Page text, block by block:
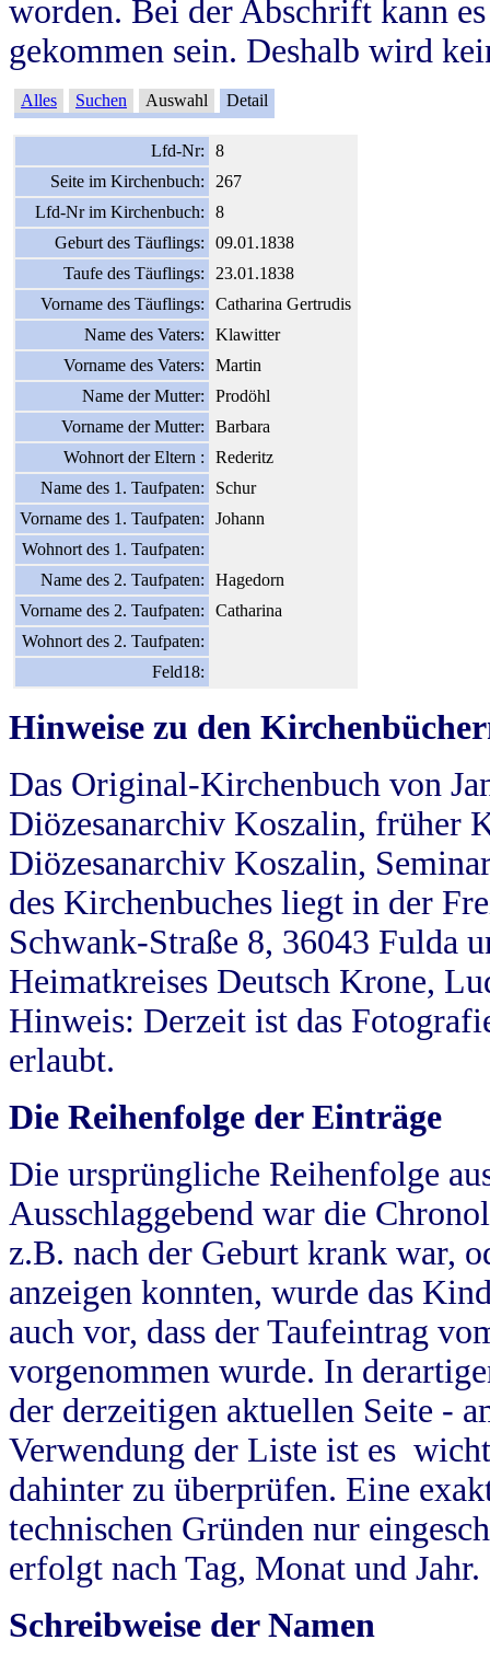
worden. Bei der Abschrift kann
gekommen sein. Deshalb wird
Alles Suchen Auswahl Detail
Lfd-Nr:
8
Seite im Kirchenbuch:
267
Lfd-Nr im Kirchenbuch:
8
Geburt des Täuflings:
09.01.1838
Taufe des Täuflings:
23.01.1838
Vorname des Täuflings:
Catharina Gertrudis
Name des Vaters:
Klawitter
Vorname des Vaters:
Martin
Name der Mutter:
Prodöhl
Vorname der Mutter:
Barbara
Wohnort der Eltern :
Rederitz
Name des 1. Taufpaten:
Schur
Vorname des 1. Taufpaten:
Johann
Wohnort des 1. Taufpaten:
Name des 2. Taufpaten:
Hagedorn
Vorname des 2. Taufpaten:
Catharina
Wohnort des 2. Taufpaten:
Feld18:
Hinweise zu den
Das Original-Kirchenbuch von
Diözesanarchiv Koszalin, früher
Diözesanarchiv Koszalin,
des Kirchenbuches liegt in der
Schwank-Straße 8, 36043 Fulda
Heimatkreises Deutsch Krone,
Hinweis: Derzeit ist das
erlaubt.
Die Reihenfolge der Einträge
Die ursprüngliche Reihenfolge
Ausschlaggebend war die
z.B. nach der Geburt krank war,
anzeigen konnten, wurde das
auch vor, dass der Taufeintrag
vorgenommen wurde. In
der derzeitigen aktuellen Seite -
Verwendung der Liste ist es
dahinter zu überprüfen. Eine
technischen Gründen nur
erfolgt nach Tag, Monat und Jahr.
Schreibweise der Namen